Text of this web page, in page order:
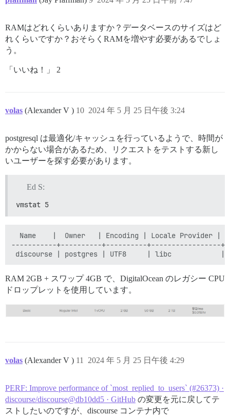
RAMはどれくらいありますか？データベースのサイズはど
れくらいですか？おそらくRAMを増やす必要があるでしょ
う。
「いいね！」 2
volas (Alexander V ) 2024 年 5 月 25 日午後 3:24
10
postgresql は最適化/キャッシュを行っているようで、時間が
かからない場合があるため、リクエストをテストする新し
いユーザーを探す必要があります。
Ed S:
vmstat 5
Name    |  Owner   | Encoding | Locale Provider |
-----------+----------+----------+-----------------
RAM 2GB + スワップ 4GB で、DigitalOcean のレガシー CPU
ドロップレットを使用しています。
volas (Alexander V ) 2024 年 5 月 25 日午後 4:29
11
PERF: Improve performance of `most_replied_to_users` (#26373) ·
discourse/discourse@db10dd5 · GitHub の変更を元に戻してテ
ストしたいのですが、discourse コンテナ内で